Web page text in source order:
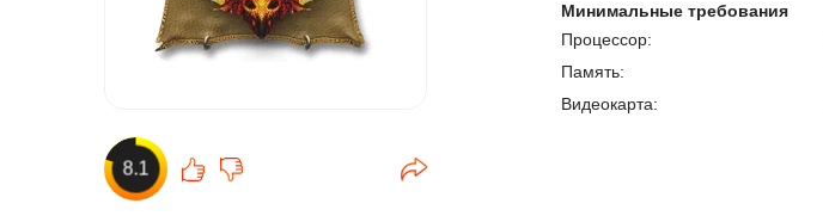
Минимальные требования
Процессор:
Память:
Видеокарта:
8.1